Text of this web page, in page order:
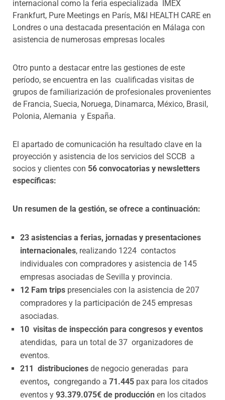
internacional como la feria especializada IMEX
Frankfurt, Pure Meetings en París, M&I HEALTH CARE en
Londres o una destacada presentación en Málaga con
asistencia de numerosas empresas locales
Otro punto a destacar entre las gestiones de este
período, se encuentra en las cualificadas visitas de
grupos de familiarización de profesionales provenientes
de Francia, Suecia, Noruega, Dinamarca, México, Brasil,
Polonia, Alemania y España.
El apartado de comunicación ha resultado clave en la
proyección y asistencia de los servicios del SCCB a
socios y clientes con 56 convocatorias y newsletters
específicas:
Un resumen de la gestión, se ofrece a continuación:
23 asistencias a ferias, jornadas y presentaciones
internacionales, realizando 1224 contactos
individuales con compradores y asistencia de 145
empresas asociadas de Sevilla y provincia.
12 Fam trips presenciales con la asistencia de 207
compradores y la participación de 245 empresas
asociadas.
10 visitas de inspección para congresos y eventos
atendidas, para un total de 37 organizadores de
eventos.
211 distribuciones de negocio generadas para
eventos, congregando a 71.445 pax para los citados
eventos y 93.379.075€ de producción en los citados